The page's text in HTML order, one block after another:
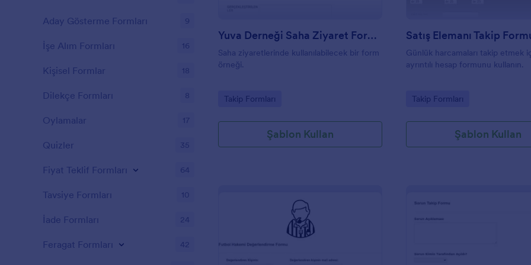
Yuva Derneği Saha Ziyaret Formu
Saha ziyaretlerinde kullanılabilecek bir form
örneği.
Go to Category:
Takip Formları
Şablon Kullan
Satış Elemanı Takip
Günlük harcamaları takip etmek
ayrıntılı hesap formunu kullanın.
Go to Category:
Takip Formları
Şablon Kullan
Aday Gösterme Formları 9
İşe Alım Formları 16
Kişisel Formlar 18
Dilekçe Formları 8
Oylamalar 17
Quizler 35
Fiyat Teklif Formları 64
Tavsiye Formları 10
İade Formları 24
Feragat Formları 42